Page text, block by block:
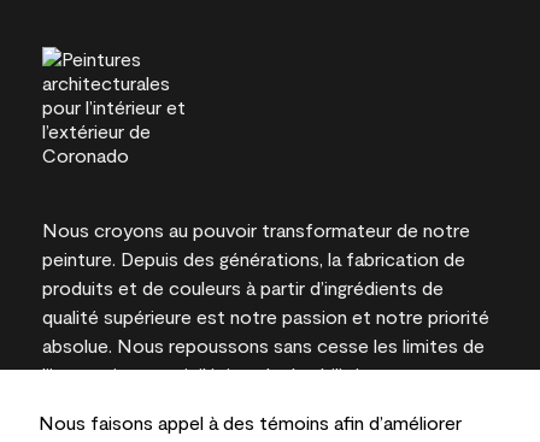
Nous faisons appel à des témoins afin d’améliorer
Nous croyons au pouvoir transformateur de notre
peinture. Depuis des générations, la fabrication de
produits et de couleurs à partir d’ingrédients de
qualité supérieure est notre passion et notre priorité
absolue. Nous repoussons sans cesse les limites de
l’innovation et privilégions la durabilité pour
l’expertise locale.